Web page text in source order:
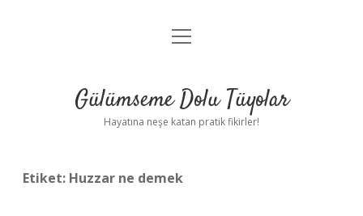
Anasayfa
Yasal Uyarı
menüyü
Gülümseme Dolu Tüyolar
Hayatına neşe katan pratik fikirler!
Etiket: Huzzar ne demek